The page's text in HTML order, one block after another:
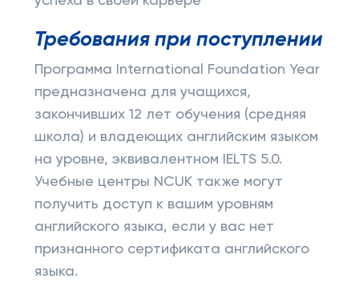
Требования при поступлении
Программа International Foundation Year
предназначена для учащихся,
закончивших 12 лет обучения (средняя
школа) и владеющих английским языком
на уровне, эквивалентном IELTS 5.0.
Учебные центры NCUK также могут
получить доступ к вашим уровням
английского языка, если у вас нет
признанного сертификата английского
языка.